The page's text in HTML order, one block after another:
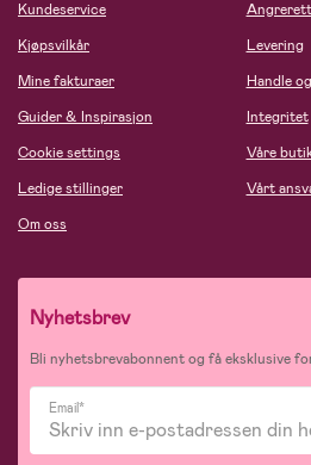
Kundeservice
Kjøpsvilkår
Mine fakturaer
Guider & Inspirasjon
Cookie settings
Ledige stillinger
Om oss
Levering
Handle
Integritet
Våre
Vårt
Nyhetsbrev
Bli nyhetsbrevabonnent og få eksklusive
Email*